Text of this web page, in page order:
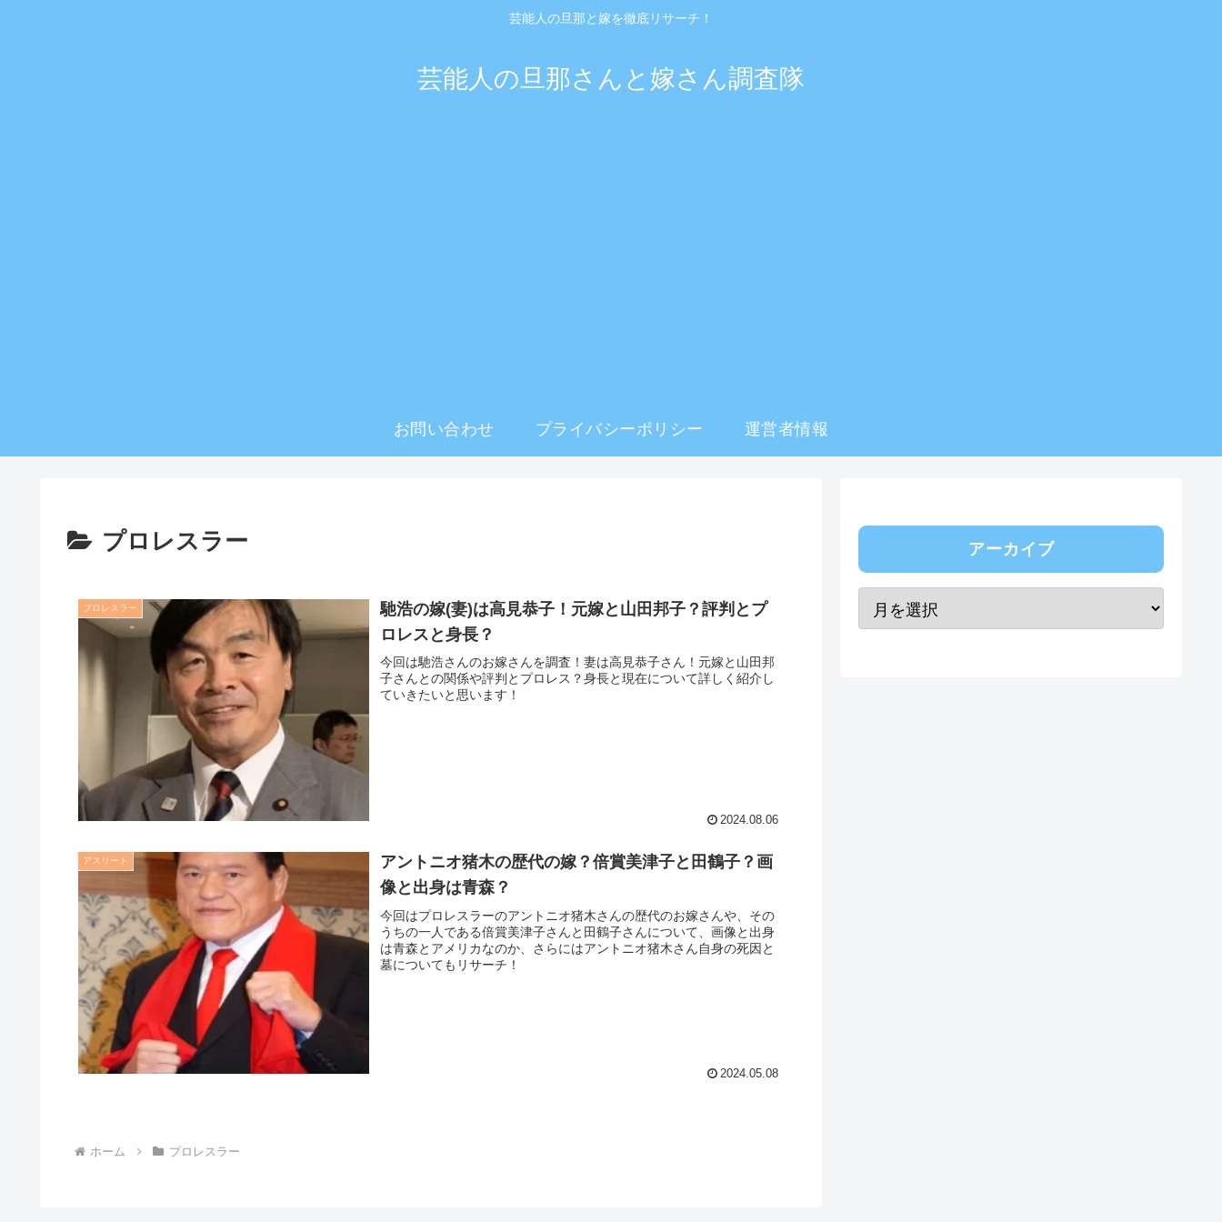
芸能人の旦那と嫁を徹底リサーチ！
芸能人の旦那さんと嫁さん調査隊
お問い合わせ プライバシーポリシー 運営者情報
プロレスラー
プロレスラー
馳浩の嫁(妻)は高見恭子！元嫁と山田邦子？評判とプ
ロレスと身長？
今回は馳浩さんのお嫁さんを調査！妻は高見恭子さん！元嫁と山田邦
子さんとの関係や評判とプロレス？身長と現在について詳しく紹介し
ていきたいと思います！
2024.08.06
アスリート
アントニオ猪木の歴代の嫁？倍賞美津子と田鶴子？画
像と出身は青森？
今回はプロレスラーのアントニオ猪木さんの歴代のお嫁さんや、その
うちの一人である倍賞美津子さんと田鶴子さんについて、画像と出身
は青森とアメリカなのか、さらにはアントニオ猪木さん自身の死因と
墓についてもリサーチ！
2024.05.08
ホーム プロレスラー
アーカイブ